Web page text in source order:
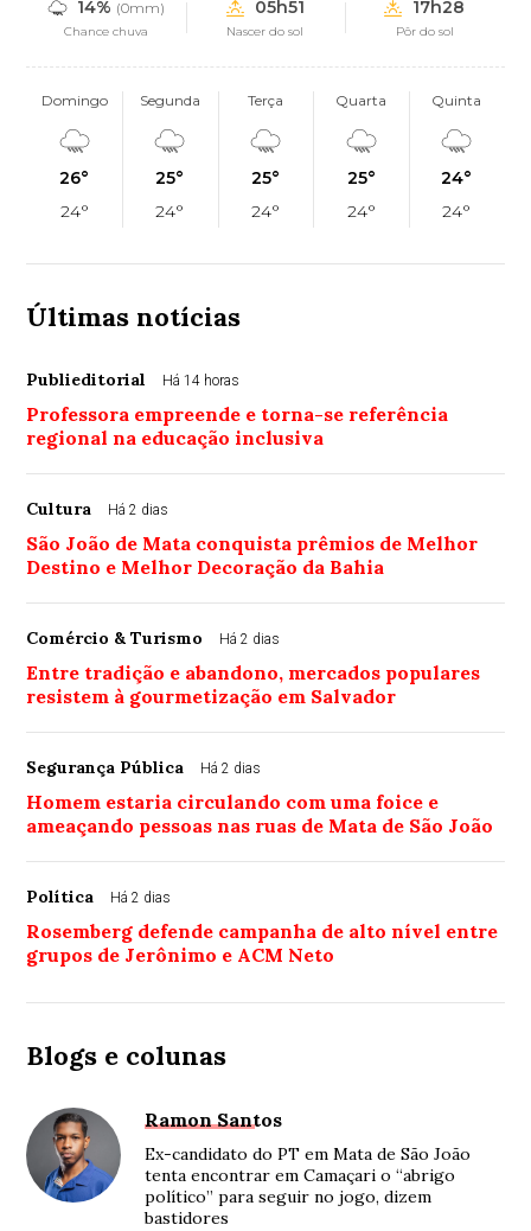
14% (0mm)
Chance chuva
05h51
Nascer do sol
17h28
Pôr do sol
Domingo
26°
24°
Segunda
25°
24°
Terça
25°
24°
Quarta
25°
24°
Quinta
24°
24°
Últimas notícias
Publieditorial Há 14 horas
Professora empreende e torna-se referência
regional na educação inclusiva
Cultura Há 2 dias
São João de Mata conquista prêmios de Melhor
Destino e Melhor Decoração da Bahia
Comércio & Turismo Há 2 dias
Entre tradição e abandono, mercados populares
resistem à gourmetização em Salvador
Segurança Pública Há 2 dias
Homem estaria circulando com uma foice e
ameaçando pessoas nas ruas de Mata de São João
Política Há 2 dias
Rosemberg defende campanha de alto nível entre
grupos de Jerônimo e ACM Neto
Blogs e colunas
Ramon Santos
Ex-candidato do PT em Mata de São João
tenta encontrar em Camaçari o “abrigo
político” para seguir no jogo, dizem
bastidores